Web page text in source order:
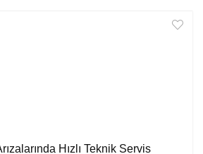
Hızlı Teknik Servis